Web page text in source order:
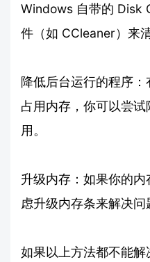
Windows 自带的 Disk
件（如 CCleaner）来
降低后台运行的程序：
占用内存，你可以尝
用。
升级内存：如果你的
虑升级内存条来解决问
如果以上方法都不能